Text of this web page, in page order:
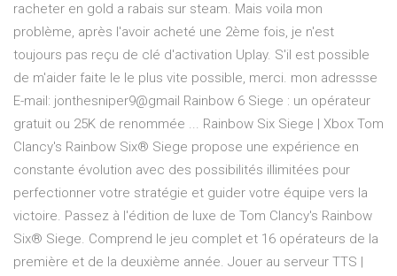
racheter en gold a rabais sur steam. Mais voila mon
problème, après l'avoir acheté une 2ème fois, je n'est
toujours pas reçu de clé d'activation Uplay. S'il est possible
de m'aider faite le le plus vite possible, merci. mon adressse
E-mail: jonthesniper9@gmail Rainbow 6 Siege : un opérateur
gratuit ou 25K de renommée ... Rainbow Six Siege | Xbox Tom
Clancy's Rainbow Six® Siege propose une expérience en
constante évolution avec des possibilités illimitées pour
perfectionner votre stratégie et guider votre équipe vers la
victoire. Passez à l'édition de luxe de Tom Clancy's Rainbow
Six® Siege. Comprend le jeu complet et 16 opérateurs de la
première et de la deuxième année. Jouer au serveur TTS |